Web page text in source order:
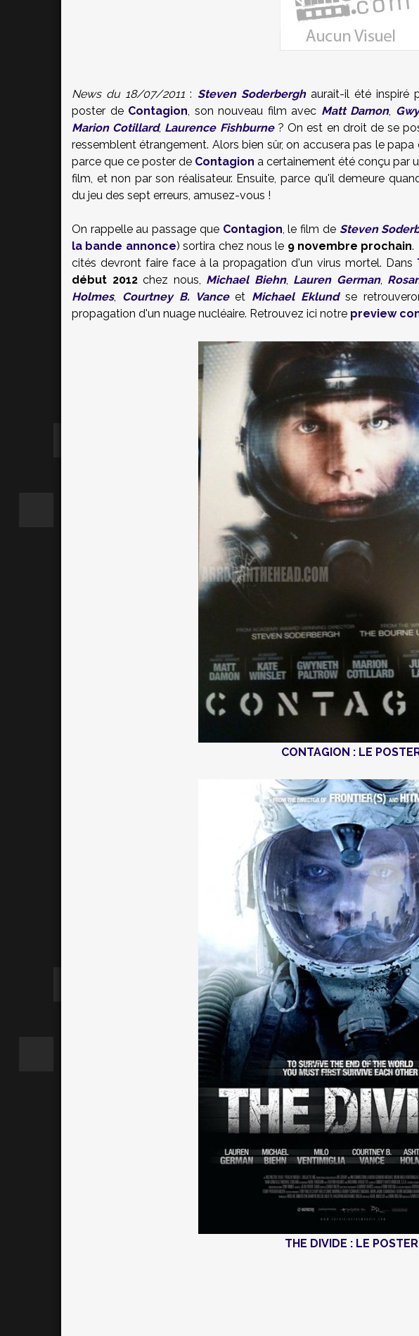
News du 18/07/2011 : Steven Soderberghaurait-il été inspiré
poster de Contagion, son nouveau film avec Matt Damon,
Marion Cotillard, Laurence Fishburne? On est en droit de se
ressemblent étrangement. Alors bien sûr, on accusera pas le papa
parce que ce poster de Contagion a certainement été conçu par
film, et non par son réalisateur. Ensuite, parce qu'il demeure
du jeu des sept erreurs, amusez-vous !
On rappelle au passage que Contagion, le film de Steven
la bande annonce) sortira chez nous le 9 novembre prochain.
cités devront faire face à la propagation d'un virus mortel. Dans
début 2012chez nous, Michael Biehn, Lauren German,
Holmes, Courtney B. Vanceet Michael Eklundse
propagation d'un nuage nucléaire. Retrouvez ici notre preview
CONTAGION : LE
THE DIVIDE : LE POSTER